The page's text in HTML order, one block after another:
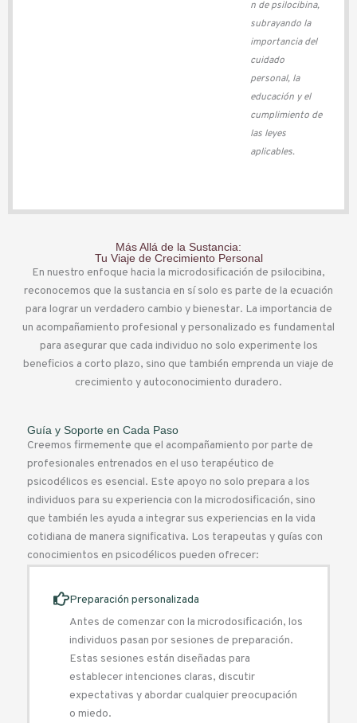
n de psilocibina,
subrayando la
importancia del
cuidado
personal, la
educación y el
cumplimiento de
las leyes
aplicables.
Más Allá de la Sustancia:
Tu Viaje de Crecimiento Personal
En nuestro enfoque hacia la microdosificación de psilocibina,
reconocemos que la sustancia en sí solo es parte de la ecuación
para lograr un verdadero cambio y bienestar. La importancia de
un acompañamiento profesional y personalizado es fundamental
para asegurar que cada individuo no solo experimente los
beneficios a corto plazo, sino que también emprenda un viaje de
crecimiento y autoconocimiento duradero.
Guía y Soporte en Cada Paso
Creemos firmemente que el acompañamiento por parte de
profesionales entrenados en el uso terapéutico de
psicodélicos es esencial. Este apoyo no solo prepara a los
individuos para su experiencia con la microdosificación, sino
que también les ayuda a integrar sus experiencias en la vida
cotidiana de manera significativa. Los terapeutas y guías con
conocimientos en psicodélicos pueden ofrecer:
Preparación personalizada
Antes de comenzar con la microdosificación, los
individuos pasan por sesiones de preparación.
Estas sesiones están diseñadas para
establecer intenciones claras, discutir
expectativas y abordar cualquier preocupación
o miedo.